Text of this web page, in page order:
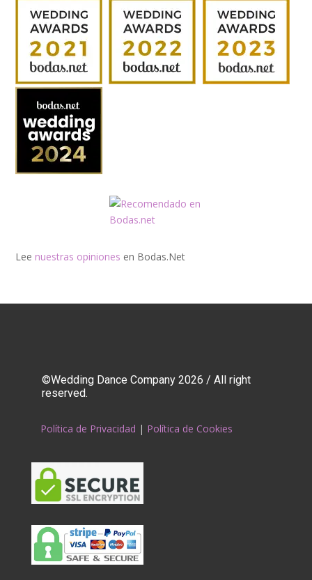
Lee nuestras opiniones en Bodas.Net
©Wedding Dance Company 2026 / All right
reserved.
Política de Privacidad | Política de Cookies